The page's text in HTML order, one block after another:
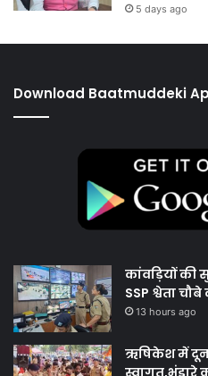
5 days ago
Download Baatmuddeki
कांवड़ियों की
SSP श्वेता
13 hours ago
ऋषिकेश में दून
स्वागत,भंडारे